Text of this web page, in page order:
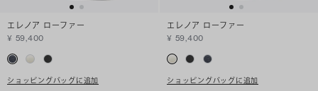
エレノア ローファー
¥ 59,400
ショッピングバッグに追加
エレノア ローファー
¥ 59,400
ショッピングバッグに追加